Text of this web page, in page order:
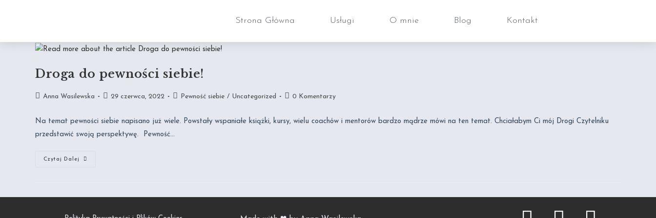
Strona Główna Usługi O mnie Blog Kontakt
Droga do pewności siebie!
Anna Wasilewska 29 czerwca, 2022 Pewność siebie / Uncategorized 0 Komentarzy
Na temat pewności siebie napisano już wiele. Powstały wspaniałe książki, kursy, wielu coachów i mentorów bardzo mądrze mówi na ten temat. Chciałabym Ci mój Drogi Czytelniku
przedstawić swoją perspektywę. Pewność…
Czytaj Dalej